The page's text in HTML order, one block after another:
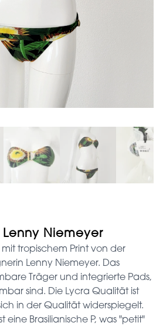
Lenny Niemeyer
mit tropischem Print von der
Lenny Niemeyer. Das
Träger und integrierte Pads,
sind. Die Lycra Qualität ist
in der Qualität widerspiegelt.
eine Brasilianische P, was "petit"